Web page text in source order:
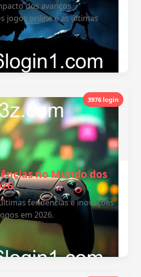
dos avanços
jogos online e as últimas
3976 login
no Mundo dos
tendências e inovações
em 2026.